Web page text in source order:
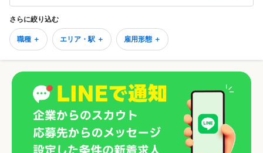
さらに絞り込む
職種 ＋ エリア・駅 ＋ 雇用形態 ＋